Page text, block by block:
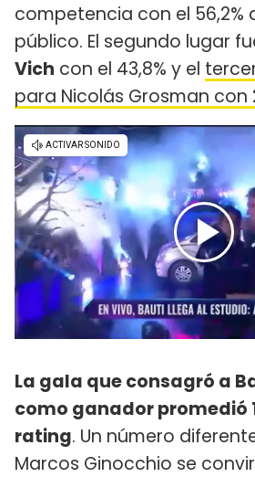
competencia con el 56,2%
público. El segundo lugar
Vich con el 43,8% y el
para Nicolás Grosman con
La gala que consagró a
como ganador promedió
rating. Un número
Marcos Ginocchio se